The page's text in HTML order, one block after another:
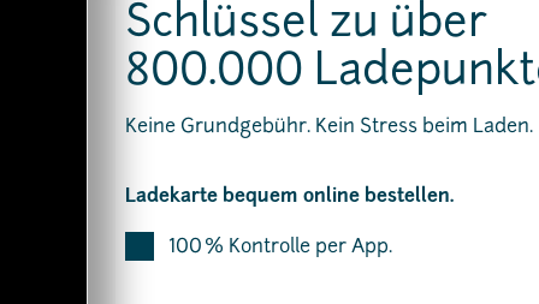
Schlüssel zu über
800.000
Keine Grundgebühr. Kein Stress beim Laden.
Ladekarte bequem online bestellen.
100 % Kontrolle per App.